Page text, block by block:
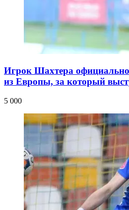
Игрок Шахтера официально
из Европы, за который
5 000